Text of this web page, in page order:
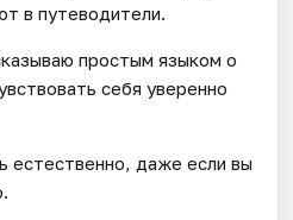
в путеводители.
простым языком о
себя уверенно
естественно, даже если вы